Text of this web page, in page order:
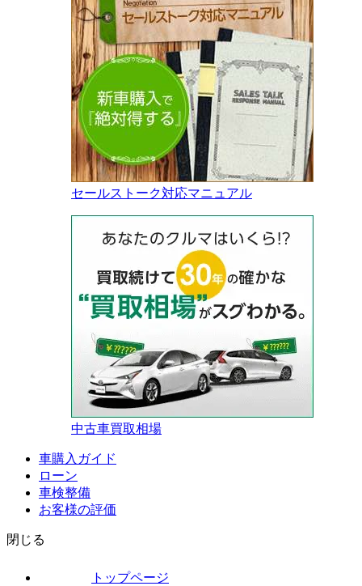
セールストーク対応マニュアル
中古車買取相場
車購入ガイド
ローン
車検整備
お客様の評価
閉じる
トップページ